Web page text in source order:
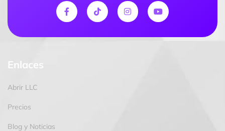
Enlaces
Abrir LLC
Precios
Blog y Noticias